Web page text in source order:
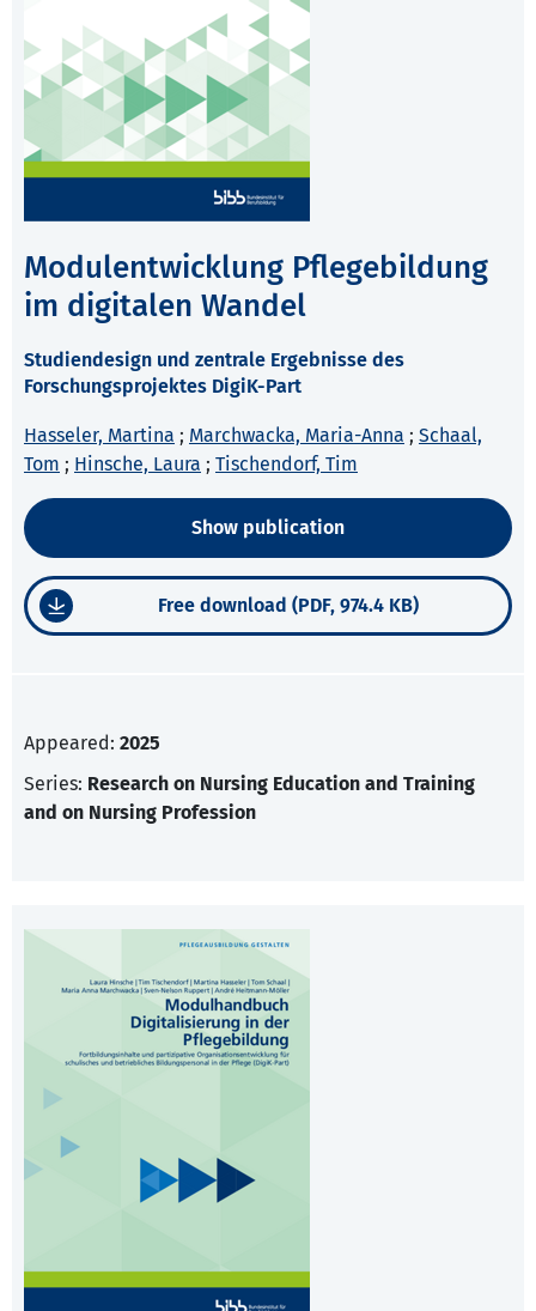
Modulentwicklung Pflegebildung
im digitalen Wandel
Studiendesign und zentrale Ergebnisse des
Forschungsprojektes DigiK-Part
Hasseler, Martina ; Marchwacka, Maria-Anna ; Schaal,
Tom ; Hinsche, Laura ; Tischendorf, Tim
Show publication
Free download (PDF, 974.4 KB)
Appeared: 2025
Series: Research on Nursing Education and Training
and on Nursing Profession